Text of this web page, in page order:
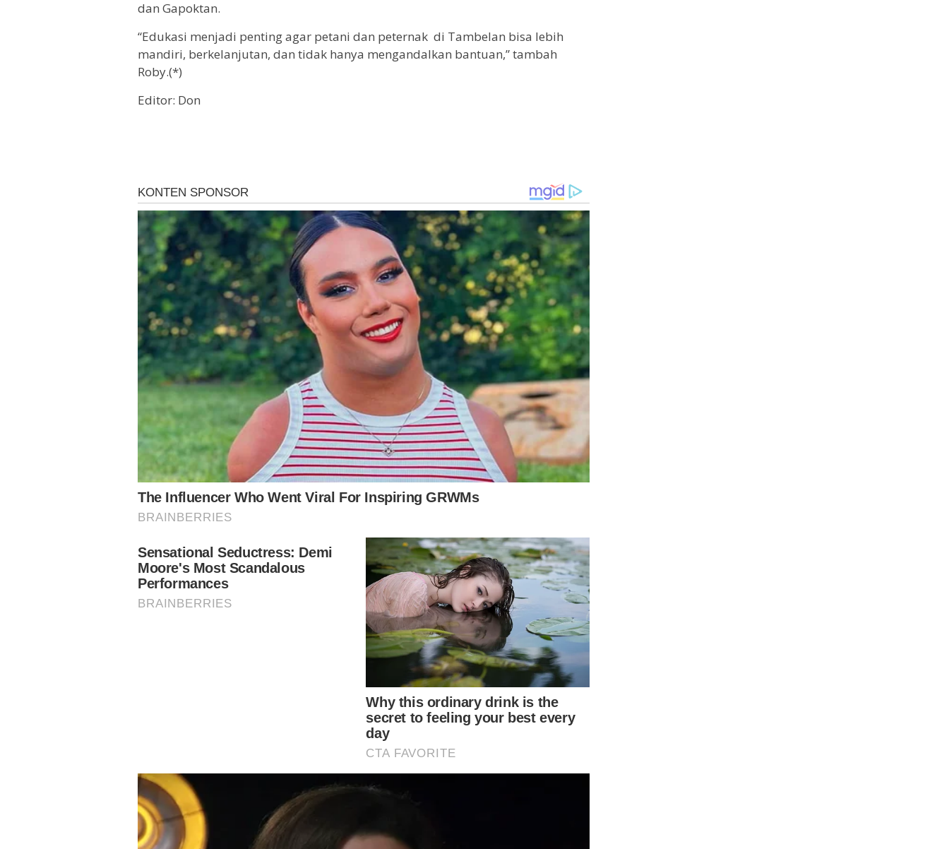
dan Gapoktan.
“Edukasi menjadi penting agar petani dan peternak di Tambelan bisa lebih
mandiri, berkelanjutan, dan tidak hanya mengandalkan bantuan,” tambah
Roby.(*)
Editor: Don